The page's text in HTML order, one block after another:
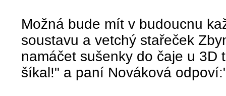
Možná bude mít v budoucnu
soustavu a vetchý stařeček
namáčet sušenky do čaje u 3D
šíkal!" a paní Nováková